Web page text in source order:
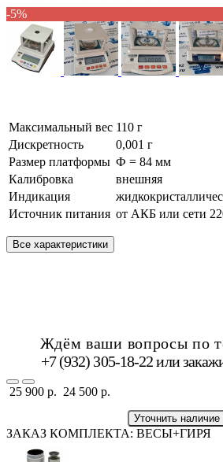
-5%
Максимальный вес 110 г
Дискретность
0,001 г
Размер платформы Ф = 84 мм
Калибровка
внешняя
Индикация
Источник питания от АКБ или сети
Все характеристики
Ждём ваши вопросы по
+7 (932) 305-18-22 или
25 900 р. 24 500 р.
Уточнить наличие
ЗАКАЗ КОМПЛЕКТА: ВЕСЫ+ГИРЯ